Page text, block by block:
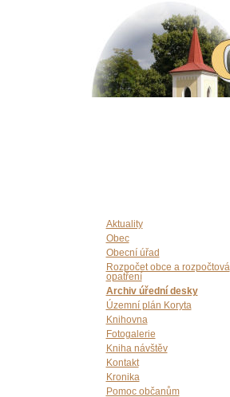
Aktuality
Obec
Obecní úřad
Rozpočet obce a rozpočtová
opatření
Archiv úřední desky
Územní plán Koryta
Knihovna
Fotogalerie
Kniha návštěv
Kontakt
Kronika
Pomoc občanům